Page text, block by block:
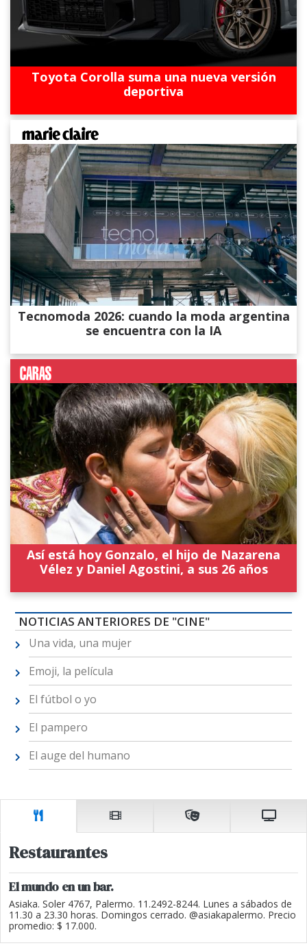
Toyota Corolla suma una nueva versión
deportiva
Tecnomoda 2026: cuando la moda argentina
se encuentra con la IA
Así está hoy Gonzalo, el hijo de Nazarena
Vélez y Daniel Agostini, a sus 26 años
NOTICIAS ANTERIORES DE "CINE"
Una vida, una mujer
Emoji, la película
El fútbol o yo
El pampero
El auge del humano
Restaurantes
El mundo en un bar.
Asiaka. Soler 4767, Palermo. 11.2492-8244. Lunes a sábados de
11.30 a 23.30 horas. Domingos cerrado. @asiakapalermo. Precio
promedio: $ 17.000.